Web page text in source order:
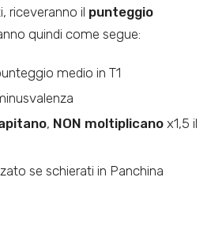
riceveranno il punteggio
quindi come segue:
medio in T1
, NON moltiplicano x1,5 il
se schierati in Panchina